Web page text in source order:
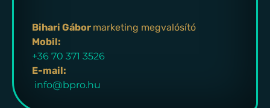
Bihari Gábor marketing megvalósító
Mobil:
+36 70 371 3526
E-mail:
info@bpro.hu